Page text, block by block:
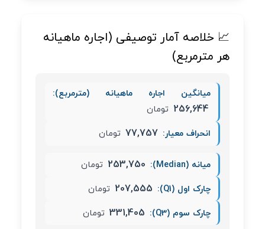
📈 خلاصه آمار توصیفی (اجاره ماهیانه
هر مترمربع)
میانگین اجاره ماهیانه (مترمربع):
256,644 تومان
انحراف معیار: 77,757 تومان
میانه (Median): 253,750 تومان
چارک اول (Q1):
207,555 تومان
چارک سوم (Q3):
331,405 تومان